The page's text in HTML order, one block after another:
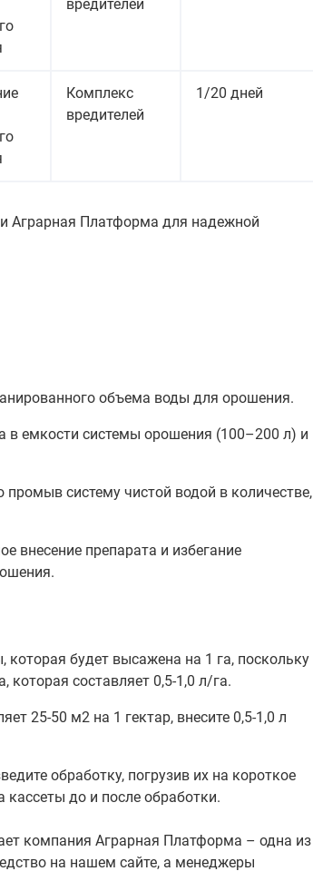
вредителей
Комплекс
вредителей
1/20 дней
Аграрная Платформа для надежной
объема воды для орошения.
в емкости системы орошения (100–200 л) и
промыв систему чистой водой в количестве,
внесение препарата и избегание
будет высажена на 1 га, поскольку
которая составляет 0,5-1,0 л/га.
25-50 м2 на 1 гектар, внесите 0,5-1,0 л
обработку, погрузив их на короткое
кассеты до и после обработки.
компания Аграрная Платформа – одна из
на нашем сайте, а менеджеры